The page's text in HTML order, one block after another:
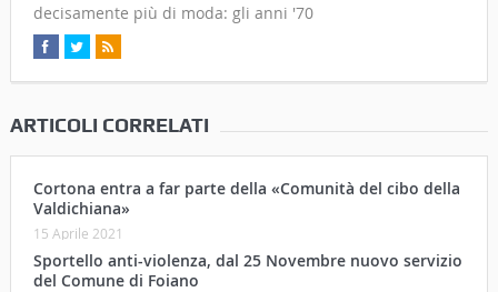
decisamente più di moda: gli anni '70
ARTICOLI CORRELATI
Cortona entra a far parte della «Comunità del cibo della
Valdichiana»
15 Aprile 2021
Sportello anti-violenza, dal 25 Novembre nuovo servizio
del Comune di Foiano